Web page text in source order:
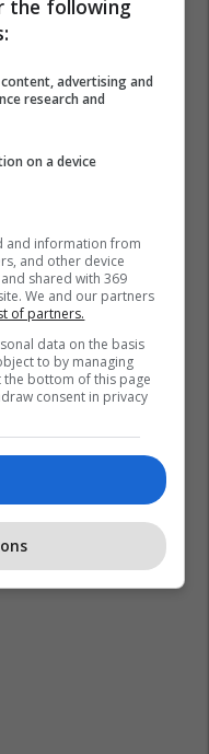
the following
advertising and
research and
on a device
and information from
and other device
shared with 369
We and our partners
of partners.
data on the basis
to by managing
bottom of this page
consent in privacy